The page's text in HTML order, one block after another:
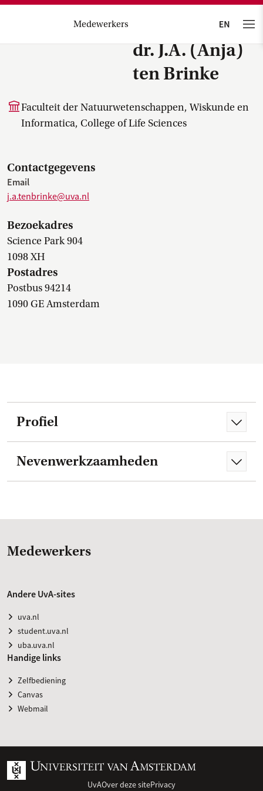
Medewerkers
dr. J.A. (Anja)
ten Brinke
Faculteit der Natuurwetenschappen, Wiskunde en
Informatica, College of Life Sciences
Contactgegevens
Email
j.a.tenbrinke@uva.nl
Bezoekadres
Science Park 904
1098 XH
Postadres
Postbus 94214
1090 GE Amsterdam
Profiel
Nevenwerkzaamheden
Medewerkers
Andere UvA-sites
uva.nl
student.uva.nl
uba.uva.nl
Handige links
Zelfbediening
Canvas
Webmail
UvAOver deze sitePrivacy